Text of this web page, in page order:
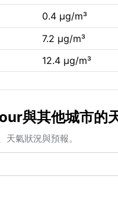
0.4 µg/m³
7.2 µg/m³
12.4 µg/m³
與其他城市的
氣狀況與預報。